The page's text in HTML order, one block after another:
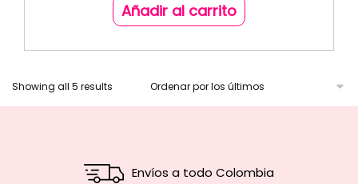
Añadir al carrito
Showing all 5 results
Envíos a todo Colombia